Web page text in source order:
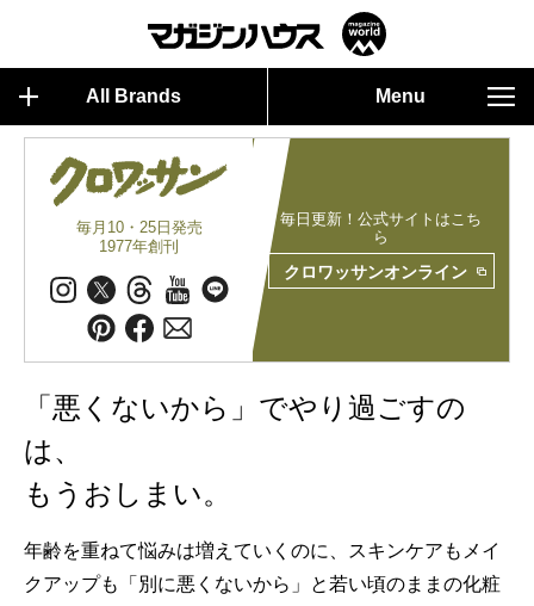
All Brands Menu
毎月10・25日発売
1977年創刊
毎日更新！公式サイトはこち
ら
クロワッサンオンライン
「悪くないから」でやり過ごすの
は、
もうおしまい。
年齢を重ねて悩みは増えていくのに、スキンケアもメイ
クアップも「別に悪くないから」と若い頃のままの化粧